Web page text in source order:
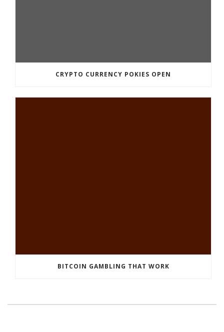
CRYPTO CURRENCY POKIES OPEN
BITCOIN GAMBLING THAT WORK